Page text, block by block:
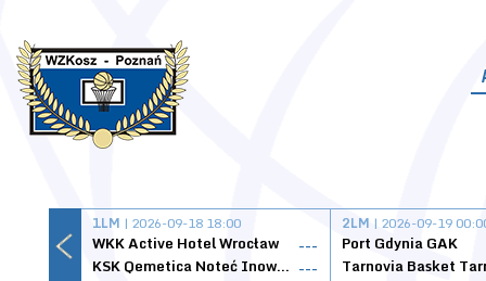
1LM | 2026-09-18 18:00
WKK Active Hotel Wrocław
---
KSK Qemetica Noteć Inowrocław ---
2LM | 2026-09-19
Port Gdynia GAK